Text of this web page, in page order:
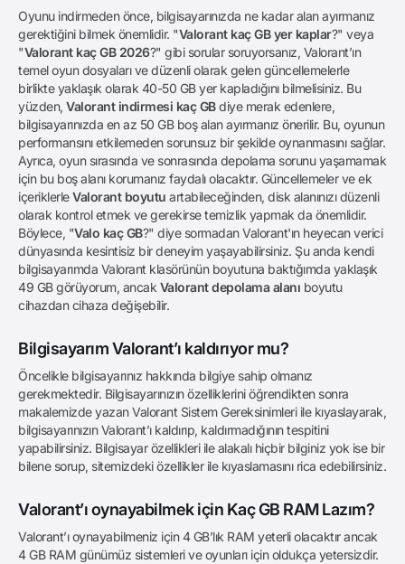
Oyunu indirmeden önce, bilgisayarınızda ne kadar alan ayırmanız
gerektiğini bilmek önemlidir. "Valorant kaç GB yer kaplar?" veya
"Valorant kaç GB 2026?" gibi sorular soruyorsanız, Valorant’ın
temel oyun dosyaları ve düzenli olarak gelen güncellemelerle
birlikte yaklaşık olarak 40-50 GB yer kapladığını bilmelisiniz. Bu
yüzden, Valorant indirmesi kaç GBdiye merak edenlere,
bilgisayarınızda en az 50 GB boş alan ayırmanız önerilir. Bu, oyunun
performansını etkilemeden sorunsuz bir şekilde oynanmasını sağlar.
Ayrıca, oyun sırasında ve sonrasında depolama sorunu yaşamamak
için bu boş alanı korumanız faydalı olacaktır. Güncellemeler ve ek
içeriklerleValorant boyutu artabileceğinden, disk alanınızı düzenli
olarak kontrol etmek ve gerekirse temizlik yapmak da önemlidir.
Böylece, "Valo kaç GB?" diye sormadan Valorant'ın heyecan verici
dünyasında kesintisiz bir deneyim yaşayabilirsiniz. Şu anda kendi
bilgisayarımda Valorant klasörünün boyutuna baktığımda yaklaşık
49 GB görüyorum, ancak Valorant depolama alanı boyutu
cihazdan cihaza değişebilir.
Bilgisayarım Valorant’ı kaldırıyor mu?
Öncelikle bilgisayarınız hakkında bilgiye sahip olmanız
gerekmektedir. Bilgisayarınızın özelliklerini öğrendikten sonra
makalemizde yazan Valorant Sistem Gereksinimleri ile kıyaslayarak,
bilgisayarınızın Valorant’ı kaldırıp, kaldırmadığının tespitini
yapabilirsiniz. Bilgisayar özellikleri ile alakalı hiçbir bilginiz yok ise bir
bilene sorup, sitemizdeki özellikler ile kıyaslamasını rica edebilirsiniz.
Valorant’ı oynayabilmek için Kaç GB RAM Lazım?
Valorant’ı oynayabilmeniz için 4 GB’lık RAM yeterli olacaktır ancak
4 GB RAM günümüz sistemleri ve oyunları için oldukça yetersizdir.